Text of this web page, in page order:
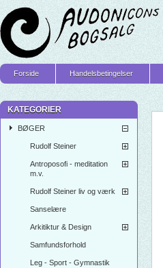
Forside Handelsbetingelser
KATEGORIER
BØGER
Rudolf Steiner
Antroposofi - meditation
m.v.
Rudolf Steiner liv og værk
Sanselære
Arkitiktur & Design
Samfundsforhold
Leg - Sport - Gymnastik